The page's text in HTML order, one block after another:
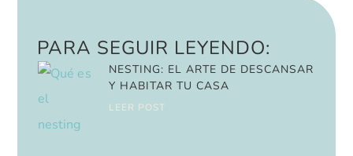
PARA SEGUIR LEYENDO:
NESTING: EL ARTE DE DESCANSAR
Y HABITAR TU CASA
LEER POST